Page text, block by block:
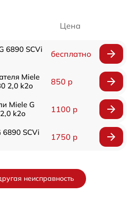
Цена
6890 SCVi
бесплатно
Miele
2,0 k2o
850 р
Miele G
k2o
1100 р
SCVi
1750 р
неисправность